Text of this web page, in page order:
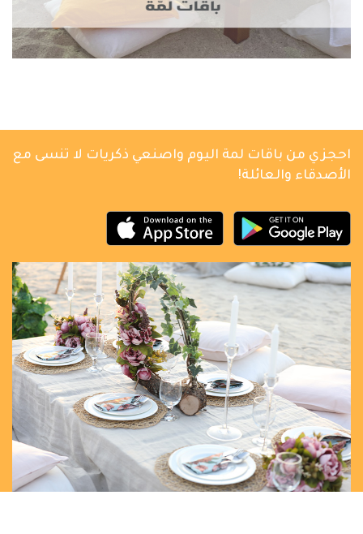
احجزي من باقات لمة اليوم واصنعي ذكريات لا تنسى مع
الأصدقاء والعائلة!